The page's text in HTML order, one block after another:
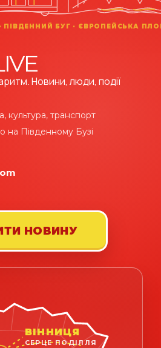
Новини, люди, події
культура, транспорт
на Південному Бузі
НОВИНУ
ВІННИЦЯ
СЕРЦЕ ПОДІЛЛЯ